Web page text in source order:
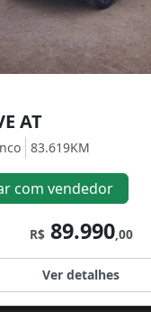
AT
83.619KM
com vendedor
R$89.990,00
Ver detalhes